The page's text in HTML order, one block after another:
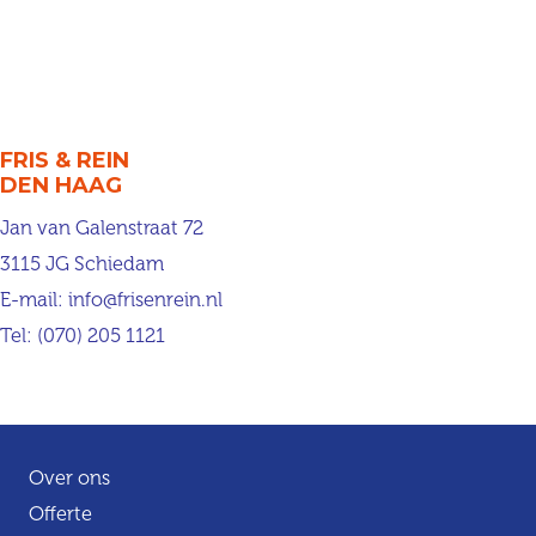
FRIS & REIN
DEN HAAG
Jan van Galenstraat 72
3115 JG Schiedam
E-mail: info@frisenrein.nl
Tel: (070) 205 1121
Over ons
Offerte